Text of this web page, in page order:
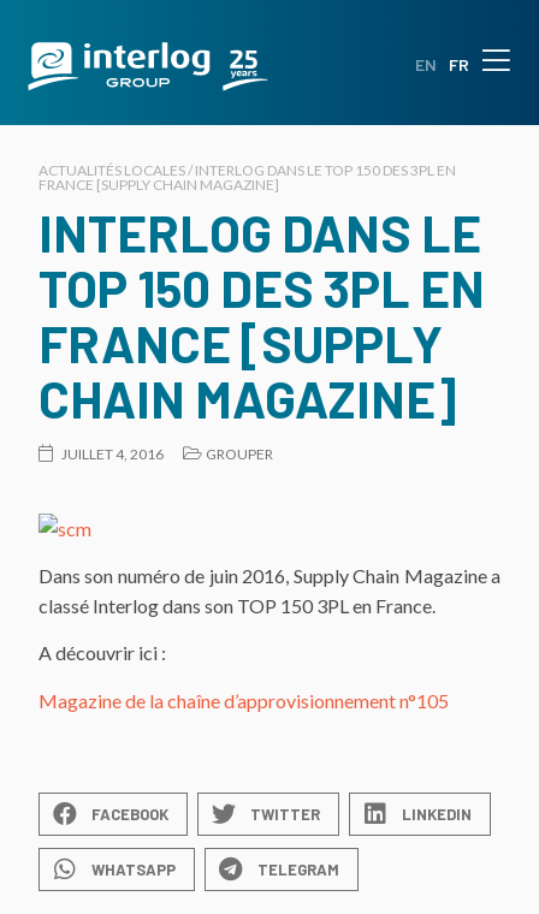
EN FR
ACTUALITÉS LOCALES / INTERLOG DANS LE TOP 150 DES 3PL EN
FRANCE [SUPPLY CHAIN MAGAZINE]
INTERLOG DANS LE
TOP 150 DES 3PL EN
FRANCE [SUPPLY
CHAIN MAGAZINE]
JUILLET 4, 2016 GROUPER
Dans son numéro de juin 2016, Supply Chain Magazine a
classé Interlog dans son TOP 150 3PL en France.
A découvrir ici :
Magazine de la chaîne d’approvisionnement n°105
FACEBOOK TWITTER LINKEDIN
WHATSAPP TELEGRAM